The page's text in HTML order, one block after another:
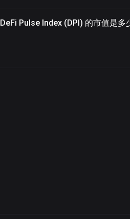
DeFi Pulse Index (DPI) 的市值是多